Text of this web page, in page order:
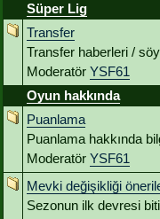
Süper Lig
Transfer
Transfer haberleri /
Moderatör YSF61
Oyun hakkında
Puanlama
Puanlama hakkında
Moderatör YSF61
Mevki değişikliği
Sezonun ilk devresi